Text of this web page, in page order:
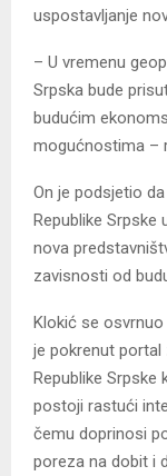
uspostavljanje
– U vremenu
Srpska bude
budućim
mogućnostima –
On je podsjetio
Republike Srpske
nova
zavisnosti od
Klokić se
je pokrenut portal
Republike Srpske
postoji rastući
čemu doprinosi
poreza na dobit i